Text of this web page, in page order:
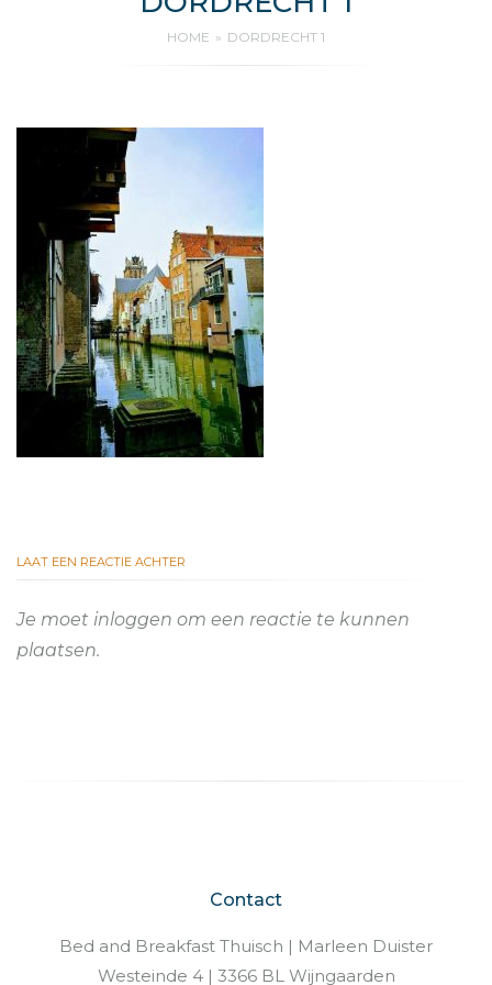
HOME DORDRECHT 1
LAAT EEN REACTIE ACHTER
Je moet inloggen om een reactie te kunnen
plaatsen.
Contact
Bed and Breakfast Thuisch | Marleen Duister
Westeinde 4 | 3366 BL Wijngaarden